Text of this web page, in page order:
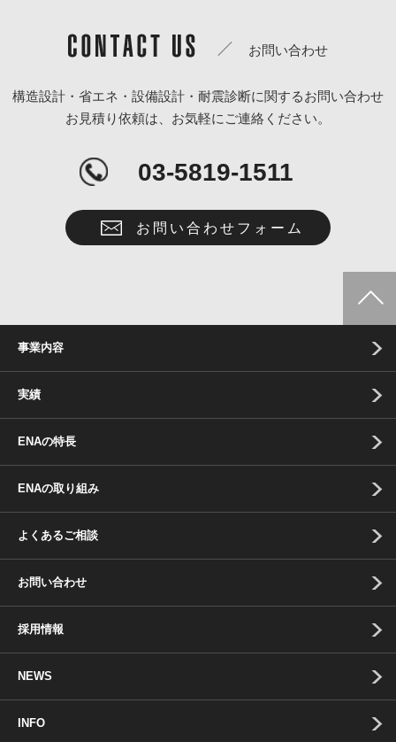
お問い合わせ
構造設計・省エネ・設備設計・耐震診断に関するお問い合わせ
お見積り依頼は、お気軽にご連絡ください。
03-5819-1511
お問い合わせフォーム
事業内容
実績
ENAの特長
ENAの取り組み
よくあるご相談
お問い合わせ
採用情報
NEWS
INFO